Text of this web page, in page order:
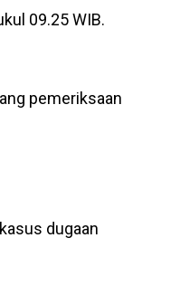
09.25 WIB.
pemeriksaan
dugaan